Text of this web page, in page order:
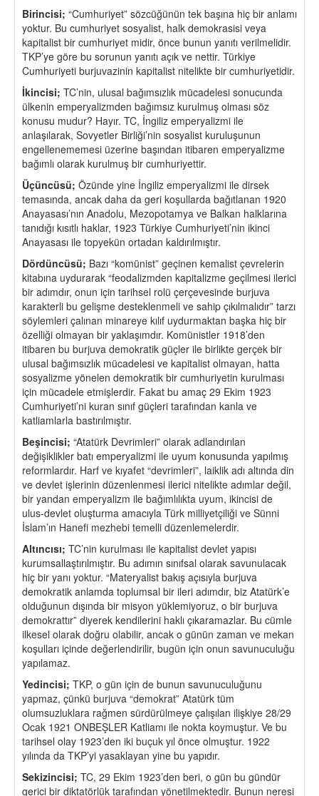
Birincisi; “Cumhuriyet” sözcüğünün tek başına hiç bir anlamı
yoktur. Bu cumhuriyet sosyalist, halk demokrasisi veya
kapitalist bir cumhuriyet midir, önce bunun yanıtı verilmelidir.
TKP’ye göre bu sorunun yanıtı açık ve nettir. Türkiye
Cumhuriyeti burjuvazinin kapitalist nitelikte bir cumhuriyetidir.
İkincisi; TC’nin, ulusal bağımsızlık mücadelesi sonucunda
ülkenin emperyalizmden bağımsız kurulmuş olması söz
konusu mudur? Hayır. TC, İngiliz emperyalizmi ile
anlaşılarak, Sovyetler Birliği’nin sosyalist kuruluşunun
engellenememesi üzerine başından itibaren emperyalizme
bağımlı olarak kurulmuş bir cumhuriyettir.
Üçüncüsü; Özünde yine İngiliz emperyalizmi ile dirsek
temasında, ancak daha da geri koşullarda bağıtlanan 1920
Anayasası’nın Anadolu, Mezopotamya ve Balkan halklarına
tanıdığı kısıtlı haklar, 1923 Türkiye Cumhuriyeti’nin ikinci
Anayasası ile topyekün ortadan kaldırılmıştır.
Dördüncüsü; Bazı “komünist” geçinen kemalist çevrelerin
kitabına uydurarak “feodalizmden kapitalizme geçilmesi ilerici
bir adımdır, onun için tarihsel rolü çerçevesinde burjuva
karakterli bu gelişme desteklenmeli ve sahip çıkılmalıdır” tarzı
söylemleri çalınan minareye kılıf uydurmaktan başka hiç bir
özelliği olmayan bir yaklaşımdır. Komünistler 1918’den
itibaren bu burjuva demokratik güçler ile birlikte gerçek bir
ulusal bağımsızlık mücadelesi ve kapitalist olmayan, hatta
sosyalizme yönelen demokratik bir cumhuriyetin kurulması
için mücadele etmişlerdir. Fakat bu amaç 29 Ekim 1923
Cumhuriyeti’ni kuran sınıf güçleri tarafından kanla ve
katliamlarla bastırılmıştır.
Beşincisi; “Atatürk Devrimleri” olarak adlandırılan
değişiklikler batı emperyalizmi ile uyum konusunda yapılmış
reformlardır. Harf ve kıyafet “devrimleri”, laiklik adı altında din
ve devlet işlerinin düzenlenmesi ilerici nitelikte adımlar değil,
bir yandan emperyalizm ile bağımlılıkta uyum, ikincisi de
ulus-devlet oluşturma amacıyla Türk milliyetçiliği ve Sünni
İslam’ın Hanefi mezhebi temelli düzenlemelerdir.
Altıncısı; TC’nin kurulması ile kapitalist devlet yapısı
kurumsallaştırılmıştır. Bu adımın sınıfsal olarak savunulacak
hiç bir yanı yoktur. “Materyalist bakış açısıyla burjuva
demokratik anlamda toplumsal bir ileri adımdır, biz Atatürk’e
olduğunun dışında bir misyon yüklemiyoruz, o bir burjuva
demokrattır” diyerek kendilerini haklı çıkaramazlar. Bu cümle
ilkesel olarak doğru olabilir, ancak o günün zaman ve mekan
koşulları içinde değerlendirilir, bugün için onun savunuculuğu
yapılamaz.
Yedincisi; TKP, o gün için de bunun savunuculuğunu
yapmaz, çünkü burjuva “demokrat” Atatürk tüm
olumsuzluklara rağmen sürdürülmeye çalışılan ilişkiye 28/29
Ocak 1921 ONBEŞLER Katliamı ile nokta koymuştur. Ve bu
tarihsel olay 1923’den iki buçuk yıl önce olmuştur. 1922
yılında da TKP’yi yasaklayan yine bu yapıdır.
Sekizincisi; TC, 29 Ekim 1923’den beri, o gün bu gündür
gerici bir diktatörlük tarafından yönetilmektedir. Bunun neresi